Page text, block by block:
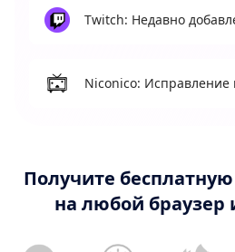
Twitch: Недавно
Niconico: Исправление
Получите
на любой браузер